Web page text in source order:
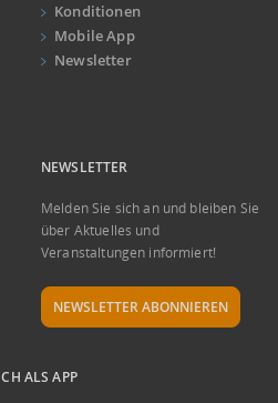
Konditionen
Mobile App
Newsletter
NEWSLETTER
Melden Sie sich an und bleiben Sie
über Aktuelles und
Veranstaltungen informiert!
NEWSLETTER ABONNIEREN
ALS APP